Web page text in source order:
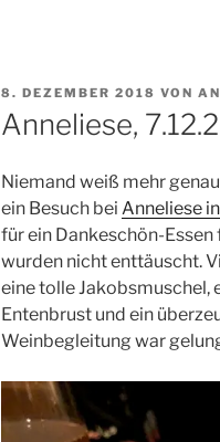
VERÖFFENTLICHT
AM
8. DEZEMBER 2018 VON
Anneliese,
Niemand weiß mehr
ein Besuch bei Anneliese
für ein Dankeschön-Essen
wurden nicht enttäuscht.
eine tolle Jakobsmuschel,
Entenbrust und ein
Weinbegleitung war